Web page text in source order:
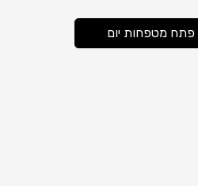
פתח מטפחות יום